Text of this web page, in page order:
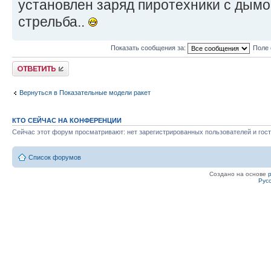
установлен заряд пиротехники с
стрельба..
Показать сообщения за: Поле
Ответить
Вернуться в Показательные модели ракет
КТО СЕЙЧАС НА КОНФЕРЕНЦИИ
Сейчас этот форум просматривают: нет зарегистрированных пользователей и
Список форумов
Создано на основе